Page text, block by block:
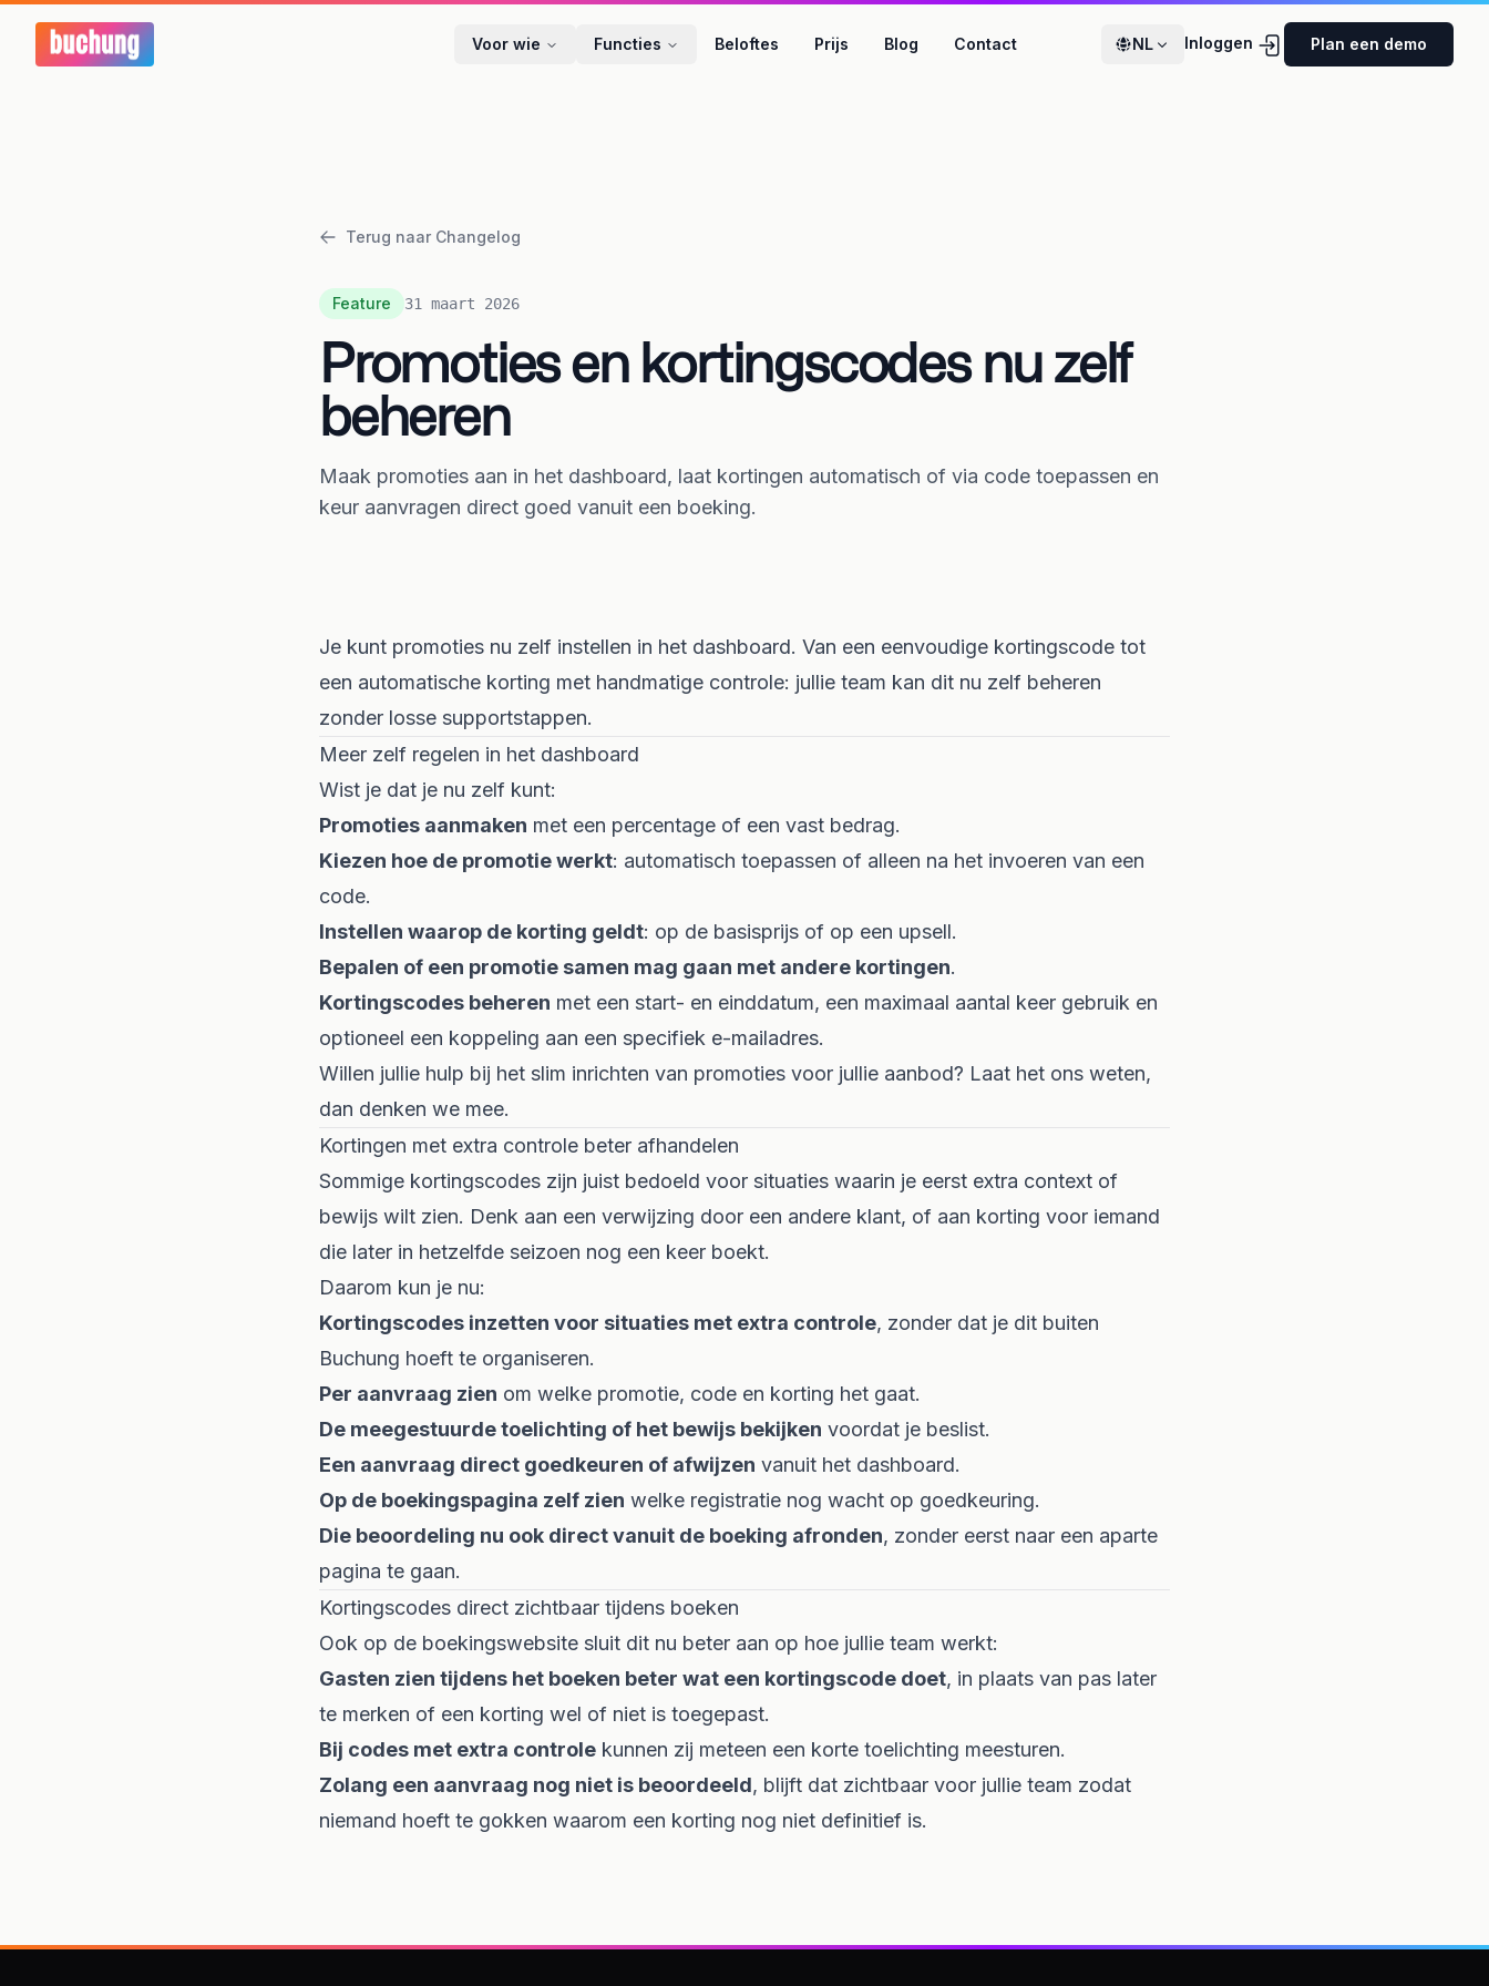
Voor wie Functies Beloftes Prijs Blog Contact NL Inloggen Plan een demo
Terug naar Changelog
Feature 31 maart 2026
Promoties en kortingscodes nu zelf
beheren
Maak promoties aan in het dashboard, laat kortingen automatisch of via code toepassen en
keur aanvragen direct goed vanuit een boeking.
Je kunt promoties nu zelf instellen in het dashboard. Van een eenvoudige kortingscode tot
een automatische korting met handmatige controle: jullie team kan dit nu zelf beheren
zonder losse supportstappen.
Meer zelf regelen in het dashboard
Wist je dat je nu zelf kunt:
Promoties aanmaken met een percentage of een vast bedrag.
Kiezen hoe de promotie werkt: automatisch toepassen of alleen na het invoeren van een
code.
Instellen waarop de korting geldt: op de basisprijs of op een upsell.
Bepalen of een promotie samen mag gaan met andere kortingen.
Kortingscodes beheren met een start- en einddatum, een maximaal aantal keer gebruik en
optioneel een koppeling aan een specifiek e-mailadres.
Willen jullie hulp bij het slim inrichten van promoties voor jullie aanbod? Laat het ons weten,
dan denken we mee.
Kortingen met extra controle beter afhandelen
Sommige kortingscodes zijn juist bedoeld voor situaties waarin je eerst extra context of
bewijs wilt zien. Denk aan een verwijzing door een andere klant, of aan korting voor iemand
die later in hetzelfde seizoen nog een keer boekt.
Daarom kun je nu:
Kortingscodes inzetten voor situaties met extra controle, zonder dat je dit buiten
Buchung hoeft te organiseren.
Per aanvraag zien om welke promotie, code en korting het gaat.
De meegestuurde toelichting of het bewijs bekijken voordat je beslist.
Een aanvraag direct goedkeuren of afwijzen vanuit het dashboard.
Op de boekingspagina zelf zien welke registratie nog wacht op goedkeuring.
Die beoordeling nu ook direct vanuit de boeking afronden, zonder eerst naar een aparte
pagina te gaan.
Kortingscodes direct zichtbaar tijdens boeken
Ook op de boekingswebsite sluit dit nu beter aan op hoe jullie team werkt:
Gasten zien tijdens het boeken beter wat een kortingscode doet, in plaats van pas later
te merken of een korting wel of niet is toegepast.
Bij codes met extra controle kunnen zij meteen een korte toelichting meesturen.
Zolang een aanvraag nog niet is beoordeeld, blijft dat zichtbaar voor jullie team zodat
niemand hoeft te gokken waarom een korting nog niet definitief is.